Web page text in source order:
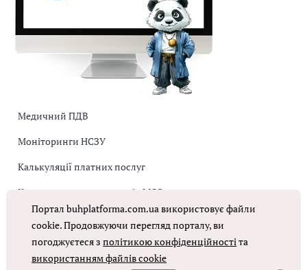
Медичний ПДВ
Моніторинги НСЗУ
Калькуляції платних послуг
Коригувальна накладна від МОЗ
Оплата праці в КНП
ОТРИМАТИ ДОСТУП
Портал buhplatforma.com.ua використовує файли
cookie. Продовжуючи перегляд порталу, ви
погоджуєтеся зполітикою конфіденційностіта
використанням файлів cookie